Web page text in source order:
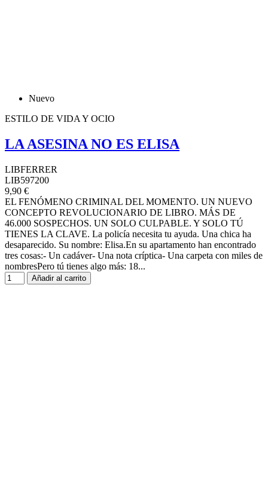
Nuevo
ESTILO DE VIDA Y OCIO
LA ASESINA NO ES ELISA
LIBFERRER
LIB597200
9,90 €
EL FENÓMENO CRIMINAL DEL MOMENTO. UN NUEVO
CONCEPTO REVOLUCIONARIO DE LIBRO. MÁS DE
46.000 SOSPECHOS. UN SOLO CULPABLE. Y SOLO TÚ
TIENES LA CLAVE. La policía necesita tu ayuda. Una chica ha
desaparecido. Su nombre: Elisa.En su apartamento han encontrado
tres cosas:- Un cadáver- Una nota críptica- Una carpeta con miles de
nombresPero tú tienes algo más: 18...
Añadir al carrito